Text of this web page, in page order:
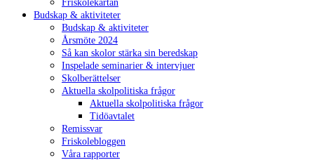
Friskolekartan
Budskap & aktiviteter
Budskap & aktiviteter
Årsmöte 2024
Så kan skolor stärka sin beredskap
Inspelade seminarier & intervjuer
Skolberättelser
Aktuella skolpolitiska frågor
Aktuella skolpolitiska frågor
Tidöavtalet
Remissvar
Friskolebloggen
Våra rapporter